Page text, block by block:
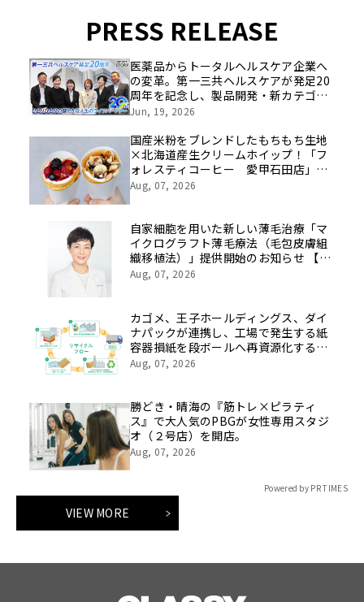
PRESS RELEASE
医薬品からトータルヘルスケア企業へ
の変革。第一三共ヘルスケアが発足20
周年を記念し、製品開発・新カテゴリ
挑戦の舞台や旧社統合時のエピソード
像を公開！
Jun, 19, 2026
国産米粉をブレンドしたもちもち生地
×北海道産生クリームホイップ！「フ
ォレスティコーヒー 愛甲石田店」に
て、８月１７日（月）からクレープ販
Aug, 07, 2026
自家細胞を用いた新しい薄毛治療「マ
イクログラフト薄毛療法（毛包皮膚組
織移植法）」提供開始のお知らせ 【医
療法人社団 青真会 青山エルクリニ
Aug, 07, 2026
カゴメ、王子ホールディングス、ダイ
ナパックが連携し、工場で発生する紙
容器損紙を段ボールへ再資源化する実
証を開始
Aug, 07, 2026
勝どき・晴海の『筋トレ×ピラティ
ス』で大人気のPBGが女性専用スタジ
オ（２号店）を開店。
Aug, 07, 2026
Powered by PR TIMES
VIEW MORE